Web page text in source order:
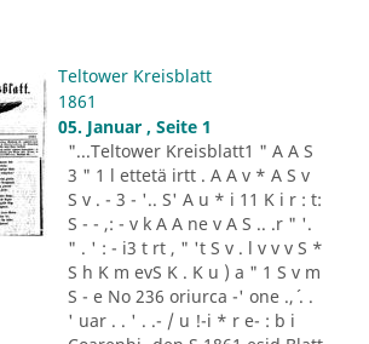
Teltower Kreisblatt
1861
05. Januar , Seite 1
"...Teltower Kreisblatt1 " A A S
3 " 1 l ettetä irtt . A A v * A S v
S v . - 3 - '.. S' A u * i 11 K i r : t:
S - - ,: - v k A A ne v A S .. .r " '.
" . ' : - i3 t rt , " 't S v . l v v v S *
S h K m evS K . K u ) a " 1 S v m
S - e No 236 oriurca -' one .,´ . .
' uar . . ' . .- / u !-i * r e- : b i